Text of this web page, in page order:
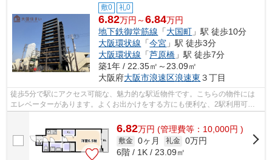
敷0 礼0
6.82万円～6.84万円
地下鉄御堂筋線 「大国町 」駅 徒歩10分
大阪環状線 「今宮 」駅 徒歩3分
大阪環状線 「芦原橋 」駅 徒歩7分
築1年 / 22.35㎡～23.09㎡
大阪府大阪市浪速区浪速東 ３丁目
徒歩5分で駅にアクセス可能な、魅力的な駅近物件です。こちらの物件には
エレベーターがあります。よくお出かけをする方にも便利な、2駅利用可能
な物件です。当社イチオシの物件の「ワ...
6.82万円 (管理費等：10,000円 )
敷金 0ヶ月 礼金 0万円
6階 / 1K / 23.09㎡